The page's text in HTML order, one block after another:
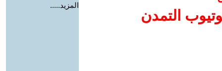
التمدن
المزيد.....